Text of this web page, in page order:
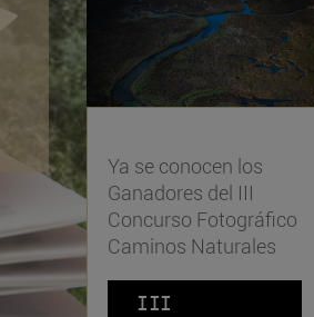
Ya se conocen los
Ganadores del III
Concurso Fotográfico
Caminos Naturales
III